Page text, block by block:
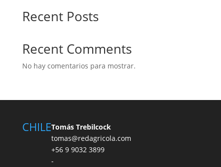
Recent Posts
Recent Comments
No hay comentarios para mostrar.
CHILETomás Trebilcock
tomas@redagricola.com
+56 9 9032 3899
-